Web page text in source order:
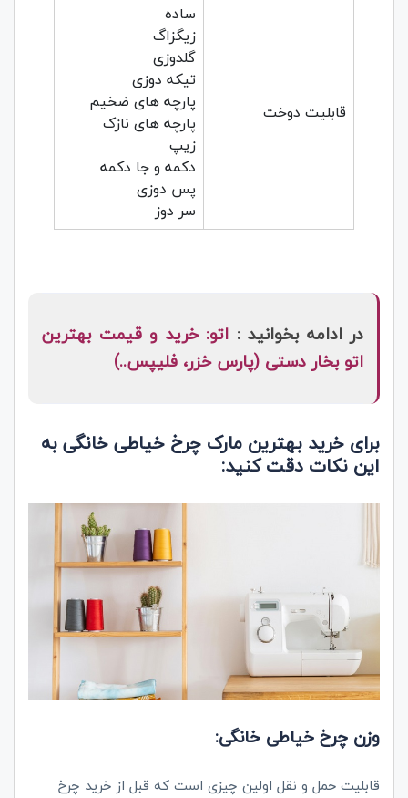
قابلیت دوخت
ساده
زیگزاگ
گلدوزی
تیکه دوزی
پارچه های ضخیم
پارچه های نازک
زیپ
دکمه و جا دکمه
پس دوزی
سر دوز
در ادامه بخوانید : اتو: خرید و قیمت بهترین
اتو بخار دستی (پارس خزر، فلیپس..)
برای خرید بهترین مارک چرخ خیاطی خانگی به
این نکات دقت کنید:
وزن چرخ خیاطی خانگی:
قابلیت حمل و نقل اولین چیزی است که قبل از خرید چرخ